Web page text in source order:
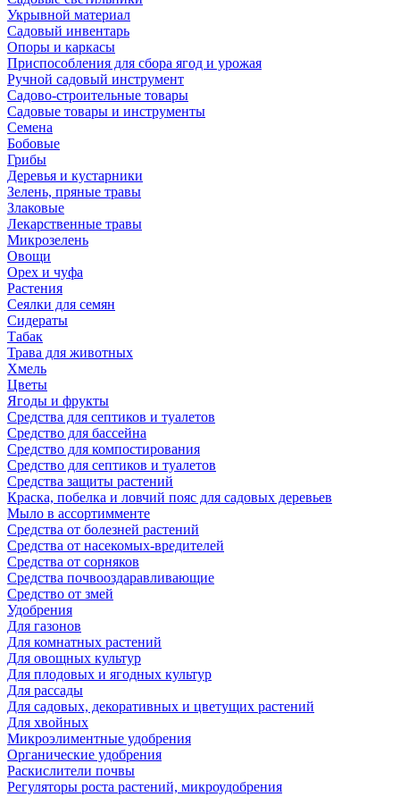
Укрывной материал
Садовый инвентарь
Опоры и каркасы
Приспособления для сбора ягод и урожая
Ручной садовый инструмент
Садово-строительные товары
Садовые товары и инструменты
Семена
Бобовые
Грибы
Деревья и кустарники
Зелень, пряные травы
Злаковые
Лекарственные травы
Микрозелень
Овощи
Орех и чуфа
Растения
Сеялки для семян
Сидераты
Табак
Трава для животных
Хмель
Цветы
Ягоды и фрукты
Средства для септиков и туалетов
Средство для бассейна
Средство для компостирования
Средство для септиков и туалетов
Средства защиты растений
Краска, побелка и ловчий пояс для садовых деревьев
Мыло в ассортимменте
Средства от болезней растений
Средства от насекомых-вредителей
Средства от сорняков
Средства почвооздаравливающие
Средство от змей
Удобрения
Для газонов
Для комнатных растений
Для овощных культур
Для плодовых и ягодных культур
Для рассады
Для садовых, декоративных и цветущих растений
Для хвойных
Микроэлиментные удобрения
Органические удобрения
Раскислители почвы
Регуляторы роста растений, микроудобрения